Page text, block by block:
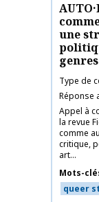
une
Type de
Réponse
Appel à
la revue
comme
critique,
art...
Mots-
queer